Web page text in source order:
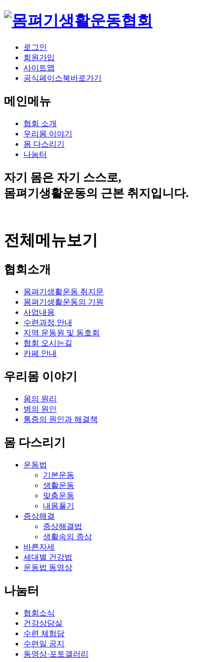
로그인
회원가입
사이트맵
공식페이스북바로가기
메인메뉴
협회 소개
우리몸 이야기
몸 다스리기
나눔터
자기 몸은 자기 스스로,
몸펴기생활운동의 근본 취지입니다.
전체메뉴보기
협회소개
몸펴기생활운동 취지문
몸펴기생활운동의 기원
사업내용
수련과정 안내
지역 운동원 및 동호회
협회 오시는길
카페 안내
우리몸 이야기
몸의 원리
병의 원인
통증의 원인과 해결책
몸 다스리기
운동법
기본운동
생활운동
맞춤운동
내몸풀기
증상해결
증상해결법
생활속의 증상
바른자세
세대별 건강법
운동법 동영상
나눔터
협회소식
건강상담실
수련 체험담
수련일 공지
동영상·포토갤러리